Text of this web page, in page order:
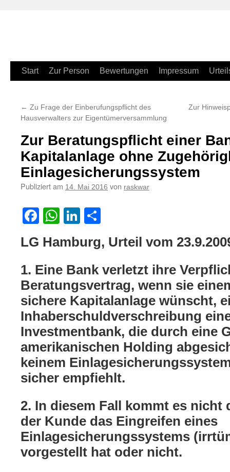
Zum
springen
Start Zur Person Bewertungen Impressum
← Zu Frage der Einberufungspflicht des
Hausverwalters zur Eigentümerversammlung
Zur
Zur Beratungspflicht einer
Kapitalanlage ohne
Einlagesicherungssystem
Publiziert am 14. Mai 2016 von raskwar
Facebook
WhatsApp
LinkedIn
LG Hamburg, Urteil vom
1. Eine Bank verletzt ihre
Beratungsvertrag, wenn sie
sichere Kapitalanlage wünscht,
Inhaberschuldverschreibung
Investmentbank, die durch eine
amerikanischen Holding
keinem
sicher empfiehlt.
2. In diesem Fall kommt es nicht
der Kunde das Eingreifen eines
Einlagesicherungssystems
vorgestellt hat oder nicht.